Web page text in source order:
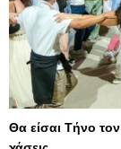
Θα είσαι Τήνο